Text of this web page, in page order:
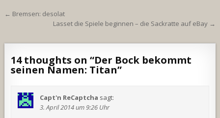
Beitragsnavigation
← Bremsen: desolat
Lasset die Spiele beginnen – die Sackratte auf eBay →
14 thoughts on “Der Bock bekommt
seinen Namen: Titan”
Capt'n ReCaptcha sagt:
3. April 2014 um 9:26 Uhr